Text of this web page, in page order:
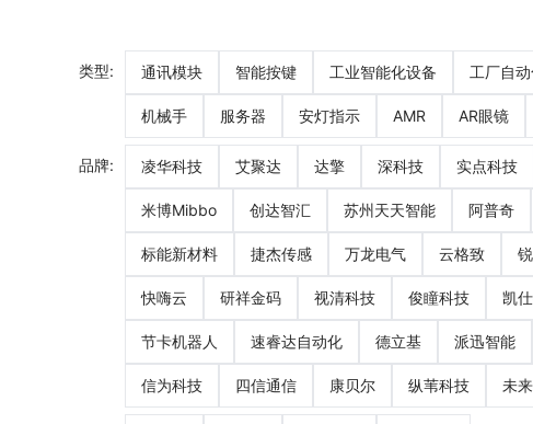
类型: 通讯模块 智能按键 工业智能化设备 工厂自
机械手 服务器 安灯指示 AMR AR眼镜
品牌: 凌华科技 艾聚达 达擎 深科技 实点科技
米博Mibbo 创达智汇 苏州天天智能 阿普奇
标能新材料 捷杰传感 万龙电气 云格致
快嗨云 研祥金码 视清科技 俊瞳科技 凯
节卡机器人 速睿达自动化 德立基 派迅智能
信为科技 四信通信 康贝尔 纵苇科技 未